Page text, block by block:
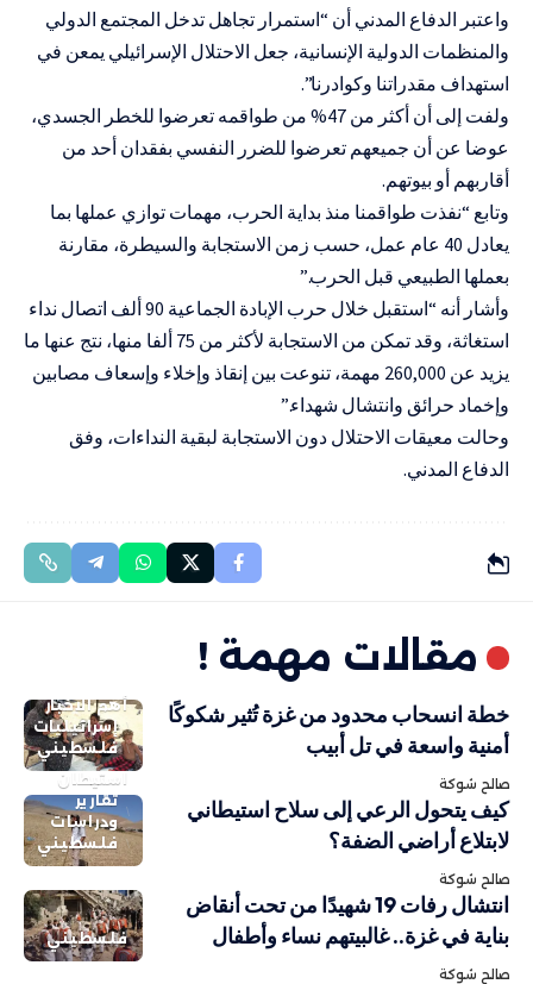
واعتبر الدفاع المدني أن “استمرار تجاهل تدخل المجتمع الدولي
والمنظمات الدولية الإنسانية، جعل الاحتلال الإسرائيلي يمعن في
استهداف مقدراتنا وكوادرنا”.
ولفت إلى أن أكثر من 47% من طواقمه تعرضوا للخطر الجسدي،
عوضا عن أن جميعهم تعرضوا للضرر النفسي بفقدان أحد من
أقاربهم أو بيوتهم.
وتابع “نفذت طواقمنا منذ بداية الحرب، مهمات توازي عملها بما
يعادل 40 عام عمل، حسب زمن الاستجابة والسيطرة، مقارنة
بعملها الطبيعي قبل الحرب.”
وأشار أنه “استقبل خلال حرب الإبادة الجماعية 90 ألف اتصال نداء
استغاثة، وقد تمكن من الاستجابة لأكثر من 75 ألفا منها، نتج عنها ما
يزيد عن 260,000 مهمة، تنوعت بين إنقاذ وإخلاء وإسعاف مصابين
وإخماد حرائق وانتشال شهداء.”
وحالت معيقات الاحتلال دون الاستجابة لبقية النداءات، وفق
الدفاع المدني.
مقالات مهمة !
أهم الاخبار
إسرائيليات
فلسطيني
خطة انسحاب محدود من غزة تُثير شكوكًا
أمنية واسعة في تل أبيب
صالح شوكة
استيطان
تقارير
ودراسات
فلسطيني
كيف يتحول الرعي إلى سلاح استيطاني
لابتلاع أراضي الضفة؟
صالح شوكة
فلسطيني
انتشال رفات 19 شهيدًا من تحت أنقاض
بناية في غزة.. غالبيتهم نساء وأطفال
صالح شوكة